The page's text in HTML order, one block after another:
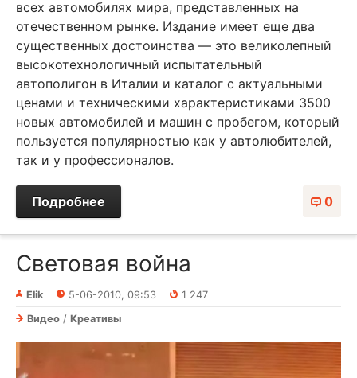
всех автомобилях мира, представленных на
отечественном рынке. Издание имеет еще два
существенных достоинства — это великолепный
высокотехнологичный испытательный
автополигон в Италии и каталог с актуальными
ценами и техническими характеристиками 3500
новых автомобилей и машин с пробегом, который
пользуется популярностью как у автолюбителей,
так и у профессионалов.
0
Подробнее
Световая война
Elik 5-06-2010, 09:53
1 247
Видео / Креативы